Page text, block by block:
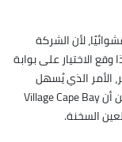
لأن الشركة
الاختيار على بوابة
بحوالي 14 كيلو متر، الأمر الذي يُسهل
الذهاب إليها من القاهرة خلال فترة وجيزة، فضلًا عن أن Village Cape Bay